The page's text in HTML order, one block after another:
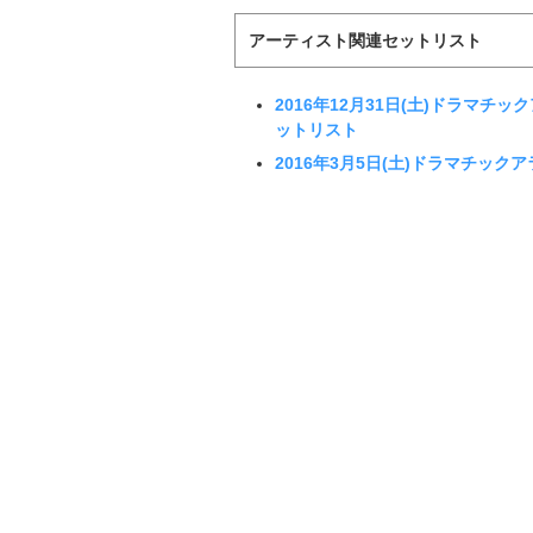
アーティスト関連セットリスト
2016年12月31日(土)ドラマチッ
ットリスト
2016年3月5日(土)ドラマチック